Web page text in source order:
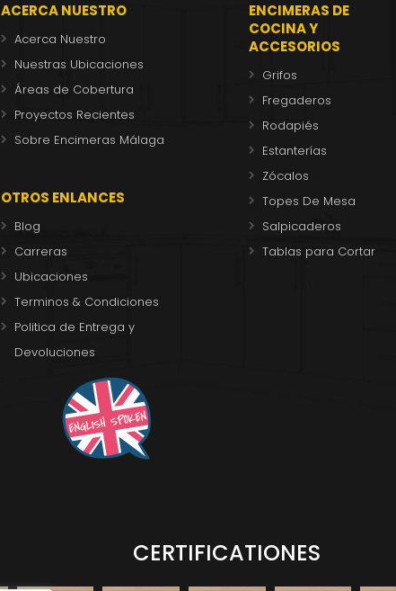
ACERCA NUESTRO
Acerca Nuestro
Nuestras Ubicaciones
Áreas de Cobertura
Proyectos Recientes
Sobre Encimeras Málaga
OTROS ENLANCES
Blog
Carreras
Ubicaciones
Terminos & Condiciones
Politica de Entrega y
Devoluciones
ENCIMERAS DE
COCINA Y
ACCESORIOS
Grifos
Fregaderos
Rodapiés
Estanterías
Zócalos
Topes De Mesa
Salpicaderos
Tablas para Cortar
CERTIFICATIONES